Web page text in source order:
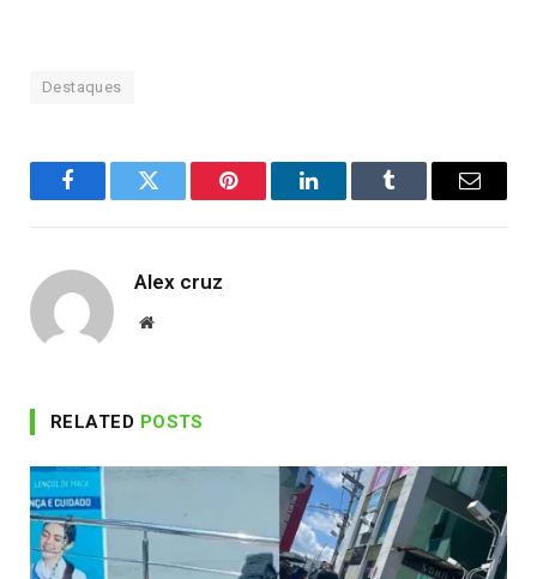
Destaques
FacebookTwitter Pinterest LinkedInTumblr Email
Alex cruz
Website
RELATED POSTS